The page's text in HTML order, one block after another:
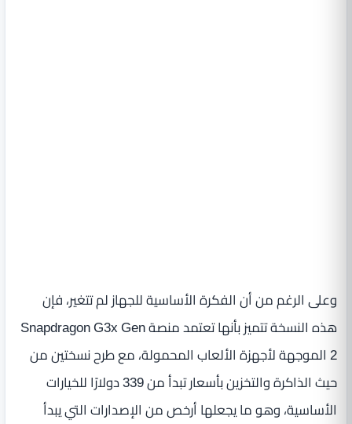
وعلى الرغم من أن الفكرة الأساسية للجهاز لم تتغير، فإن
هذه النسخة تتميز بأنها تعتمد منصة Snapdragon G3x Gen
2 الموجهة لأجهزة الألعاب المحمولة، مع طرح نسختين من
حيث الذاكرة والتخزين بأسعار تبدأ من 339 دولارًا للخيارات
الأساسية، وهو ما يجعلها أرخص من الإصدارات التي يبدأ